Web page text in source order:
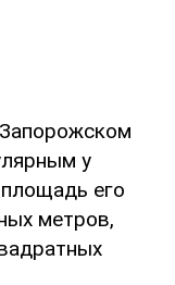
у
его
метров,